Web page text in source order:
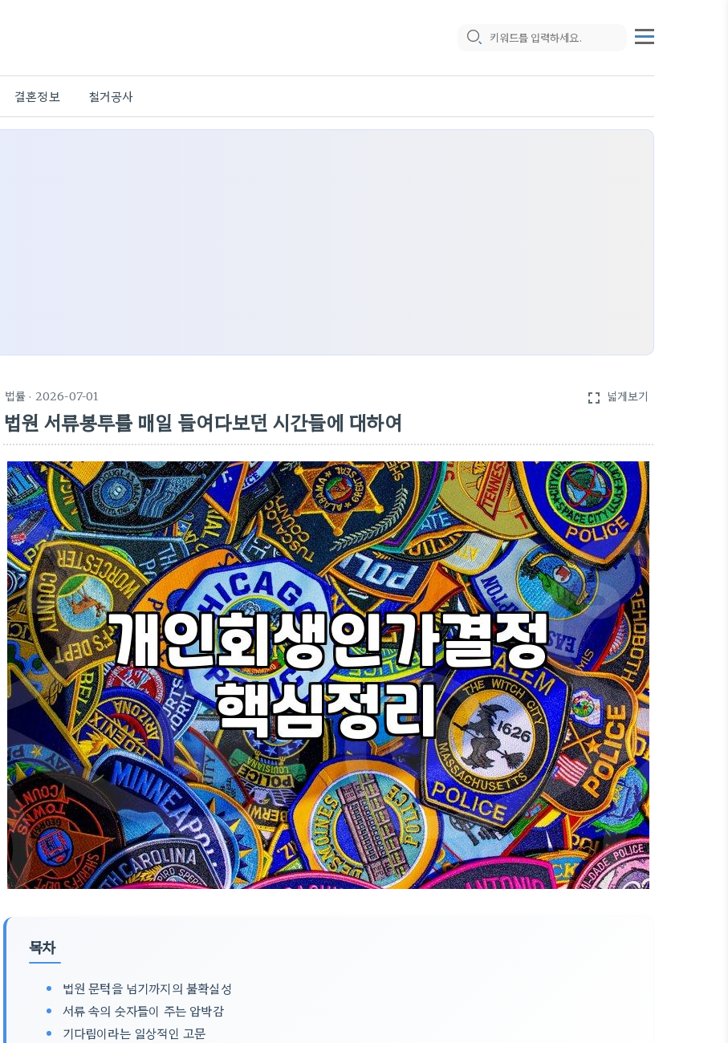
결혼정보 철거공사
법률· 2026-07-01 fullscreen 넓게보기
법원 서류봉투를 매일 들여다보던 시간들에 대하여
목차
법원 문턱을 넘기까지의 불확실성
서류 속의 숫자들이 주는 압박감
기다림이라는 일상적인 고문